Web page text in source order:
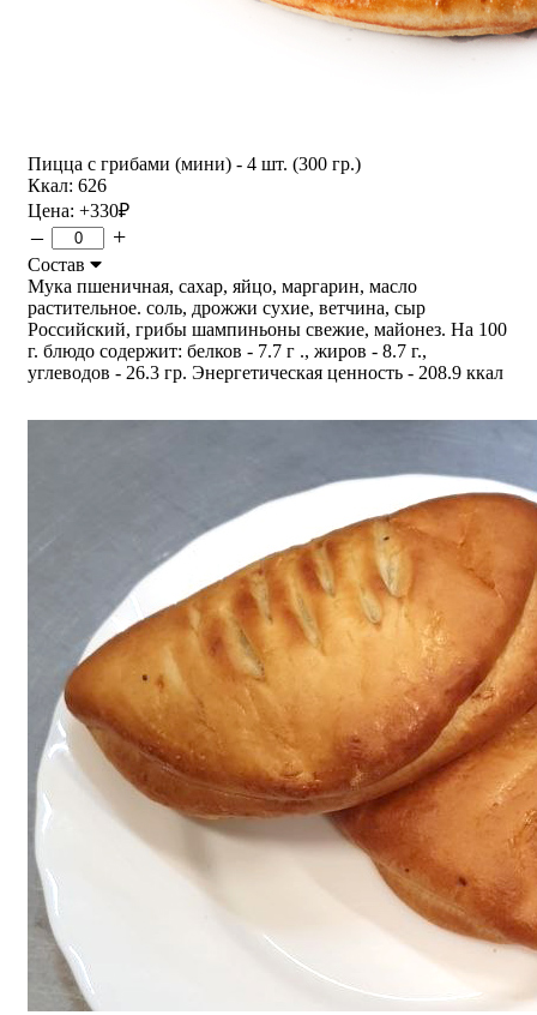
Пицца с грибами (мини) - 4 шт. (300 гр.)
Ккал: 626
Цена: +330₽
– +
Состав
Мука пшеничная, сахар, яйцо, маргарин, масло
растительное. соль, дрожжи сухие, ветчина, сыр
Российский, грибы шампиньоны свежие, майонез. На 100
г. блюдо содержит: белков - 7.7 г ., жиров - 8.7 г.,
углеводов - 26.3 гр. Энергетическая ценность - 208.9 ккал